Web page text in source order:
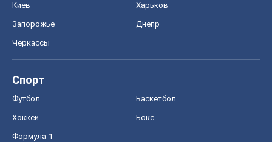
Киев Харьков
Запорожье Днепр
Черкассы
Спорт
Футбол Баскетбол
Хоккей Бокс
Формула-1